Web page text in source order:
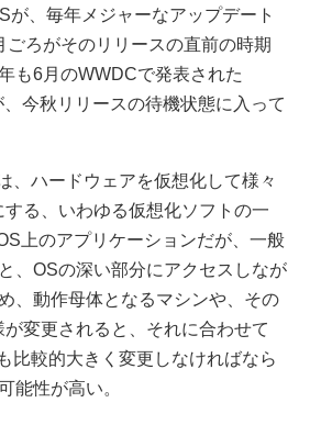
が、毎年メジャーなアップデート
ごろがそのリリースの直前の時期
も6月のWWDCで発表された
今秋リリースの待機状態に入って
ハードウェアを仮想化して様々
る、いわゆる仮想化ソフトの一
上のアプリケーションだが、一般
、OSの深い部分にアクセスしなが
、動作母体となるマシンや、その
変更されると、それに合わせて
比較的大きく変更しなければなら
能性が高い。